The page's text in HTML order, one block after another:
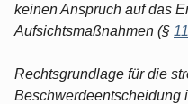
keinen Anspruch auf das
Aufsichtsmaßnahmen (§
Rechtsgrundlage für die
Beschwerdeentscheidung